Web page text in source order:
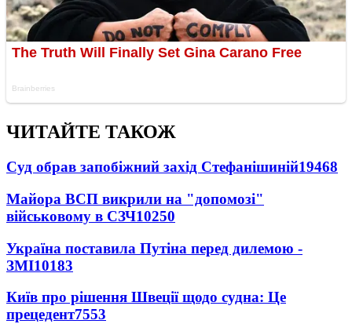
ЧИТАЙТЕ ТАКОЖ
Суд обрав запобіжний захід Стефанішиній19468
Майора ВСП викрили на "допомозі"
військовому в СЗЧ10250
Україна поставила Путіна перед дилемою -
ЗМІ10183
Київ про рішення Швеції щодо судна: Це
прецедент7553